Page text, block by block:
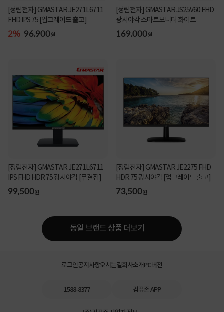
[정림전자] GMASTAR JE271L6711
FHD IPS 75 [업그레이드 출고]
2% 96,900원
[정림전자] GMASTAR JS25V60 FHD
광시야각 스마트모니터 화이트
169,000원
[정림전자] GMASTAR JE271L6711
IPS FHD HDR 75 광시야각 [무결점]
99,500원
[정림전자] GMASTAR JE2275 FHD
HDR 75 광시야각 [업그레이드 출고]
73,500원
동일 브랜드 상품 더보기
로그인공지사항오시는길회사소개PC버전
1588-8377 컴퓨존 APP